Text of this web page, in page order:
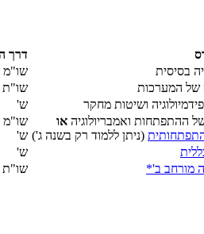
דרך
בסיסית
שו"מ
של המערכות
שו"ת
ושיטות מחקר
ש'
של ההתפתחות ואמבריולוגיה או
התפתחותית (ניתן ללמוד רק בשנה ג')
שו"מ
ש'
ש'
מורחב ב'* שו"ת